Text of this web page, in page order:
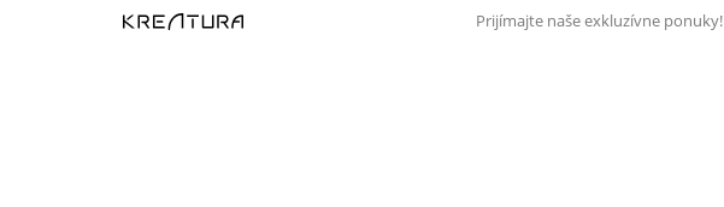
Prijímajte naše exkluzívne ponuky!